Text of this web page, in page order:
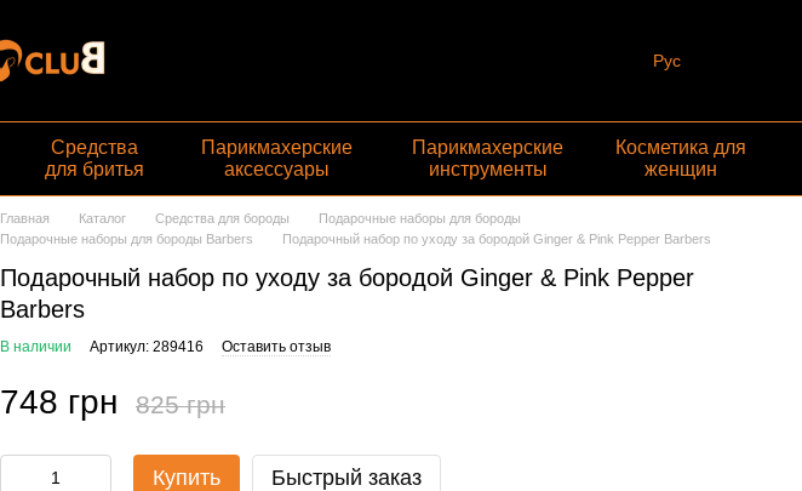
Рус
Средства
для бритья
Парикмахерские
аксессуары
Парикмахерские
инструменты
Косметика для
женщин
Главная Каталог Средства для бороды
Подарочные наборы для бороды
Подарочные наборы для бороды Barbers
Подарочный набор по уходу за бородой Ginger & Pink Pepper Barbers
Подарочный набор по уходу за бородой Ginger & Pink Pepper
Barbers
В наличии Артикул: 289416 Оставить отзыв
748 грн 825 грн
Купить Быстрый заказ